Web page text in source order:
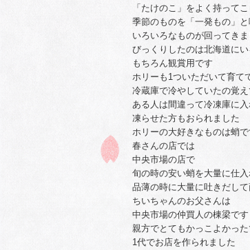
「たけのこ」をよく持って
季節のものを「一発もの」
いろいろなものが回ってきま
びっくりしたのは北海道に
もちろん観賞用です
ホリーも1ついただいて育て
冷蔵庫で冷やしていたの覚
ある人は間違って冷凍庫に
凍らせた方もおられました
ホリーの大好きなものは蛸
春さんの店では
中央市場の店で
旬の時の安い蛸を大量に仕
品薄の時に大量に吐きだし
ちいちゃんのお父さんは
中央市場の仲買人の棟梁です
親方でとてもかっこよかった
1代でお店を作られました